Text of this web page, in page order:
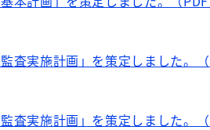
査実施計画」を策定しました。（
査実施計画」を策定しました。（